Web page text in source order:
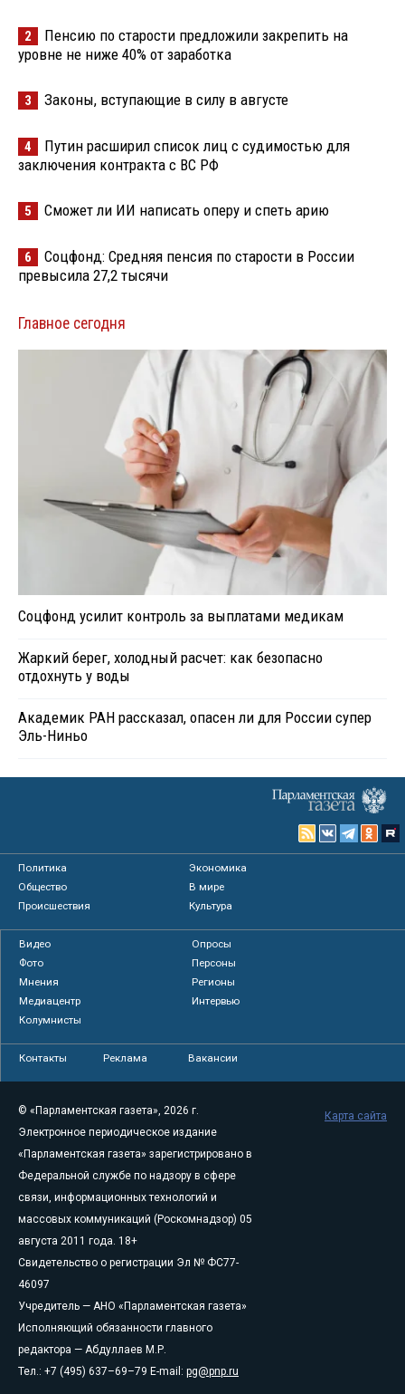
2
Пенсию по старости предложили закрепить на
уровне не ниже 40% от заработка
3 Законы, вступающие в силу в августе
4
Путин расширил список лиц с судимостью для
заключения контракта с ВС РФ
5 Сможет ли ИИ написать оперу и спеть арию
6
Соцфонд: Средняя пенсия по старости в России
превысила 27,2 тысячи
Главное сегодня
Соцфонд усилит контроль за выплатами медикам
Жаркий берег, холодный расчет: как безопасно
отдохнуть у воды
Академик РАН рассказал, опасен ли для России супер
Эль-Ниньо
Политика
Экономика
Общество
В мире
Происшествия
Культура
Видео
Опросы
Фото
Персоны
Мнения
Регионы
Медиацентр
Интервью
Колумнисты
Контакты Реклама Вакансии
© «Парламентская газета», 2026 г.
Электронное периодическое издание
«Парламентская газета» зарегистрировано в
Федеральной службе по надзору в сфере
связи, информационных технологий и
массовых коммуникаций (Роскомнадзор) 05
августа 2011 года. 18+
Свидетельство о регистрации Эл № ФС77-
46097
Учредитель — АНО «Парламентская газета»
Исполняющий обязанности главного
редактора — Абдуллаев М.Р.
Тел.: +7 (495) 637–69–79 E-mail: pg@pnp.ru
Карта сайта